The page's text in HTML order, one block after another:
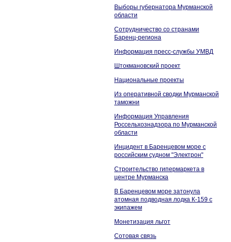
Выборы губернатора Мурманской
области
Сотрудничество со странами
Баренц-региона
Информация пресс-службы УМВД
Штокмановский проект
Национальные проекты
Из оперативной сводки Мурманской
таможни
Информация Управления
Россельхознадзора по Мурманской
области
Инцидент в Баренцевом море с
российским судном "Электрон"
Строительство гипермаркета в
центре Мурманска
В Баренцевом море затонула
атомная подводная лодка К-159 с
экипажем
Монетизация льгот
Сотовая связь